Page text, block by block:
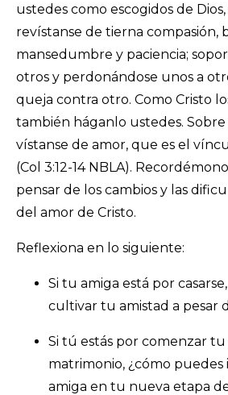
ustedes como escogidos de
revístanse de tierna compasión,
mansedumbre y paciencia;
otros y perdonándose unos a
queja contra otro. Como Cristo
también háganlo ustedes. Sobre
vístanse de amor, que es el
(Col 3:12-14 NBLA).
pensar de los cambios y las
del amor de Cristo.
Reflexiona en lo siguiente:
Si tu amiga está por
cultivar tu amistad a pesar
Si tú estás por comenzar tu
matrimonio, ¿cómo
amiga en tu nueva etapa